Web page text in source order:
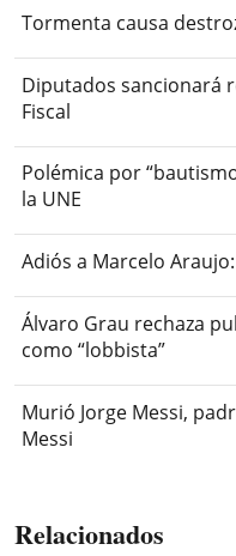
Tormenta causa
Diputados sancionará
Fiscal
Polémica por
la UNE
Adiós a Marcelo
Álvaro Grau rechaza
como “lobbista”
Murió Jorge Messi,
Messi
Relacionados